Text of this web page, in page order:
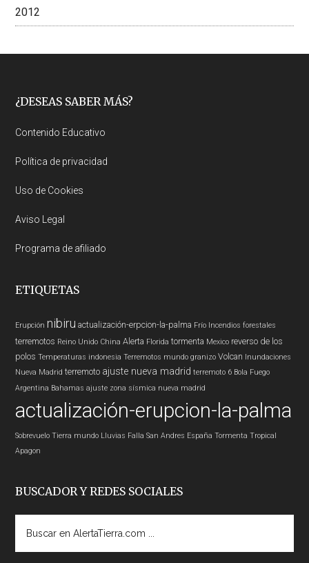
2012
Footer
¿DESEAS SABER MÁS?
Contenido Educativo
Política de privacidad
Uso de Cookies
Aviso Legal
Programa de afiliado
ETIQUETAS
Erupción nibiru actualización-erpcion-la-palma Frío Incendios forestales
terremotos Reino Unido China Alerta Florida tormenta Mexico reverso de los
polos Temperaturas indonesia Terremotos mundo granizo Volcan Inundaciones
Nueva Madrid terremoto ajuste nueva madrid terremoto 6 Bola Fuego
Argentina Bahamas ajuste zona sísmica nueva madrid
actualización-erupcion-la-palma
Sobrevuelo Tierra mundo Lluvias Falla San Andres España Tormenta Tropical
Apagon
BUSCADOR Y REDES SOCIALES
AlertaTierra.com